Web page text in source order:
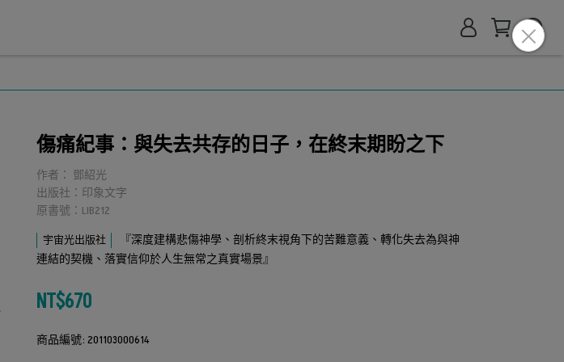
傷痛紀事：與失去共存的日子，在終末期盼之下
作者： 鄧紹光
出版社：印象文字
原書號：LIB212
宇宙光出版社
『深度建構悲傷神學、剖析終末視角下的苦難意義、轉化失去為與神
連結的契機、落實信仰於人生無常之真實場景』
NT$670
商品編號: 201103000614